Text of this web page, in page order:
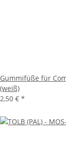
Gummifüße für
(weiß)
2,50 € *